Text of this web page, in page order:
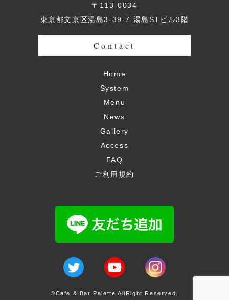
〒113-0034
東京都文京区湯島3-39-7 湯島STビル3階
Contact
Home
System
Menu
News
Gallery
Access
FAQ
ご利用規約
©Cafe & Bar Palette AllRight Reserved.